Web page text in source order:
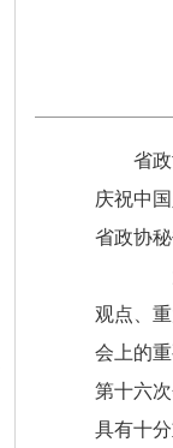
省
庆祝中
省政协
大
观点、
会上的
第十六
具有十